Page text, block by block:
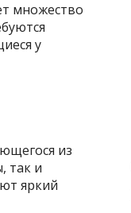
множество
у
из
так и
яркий